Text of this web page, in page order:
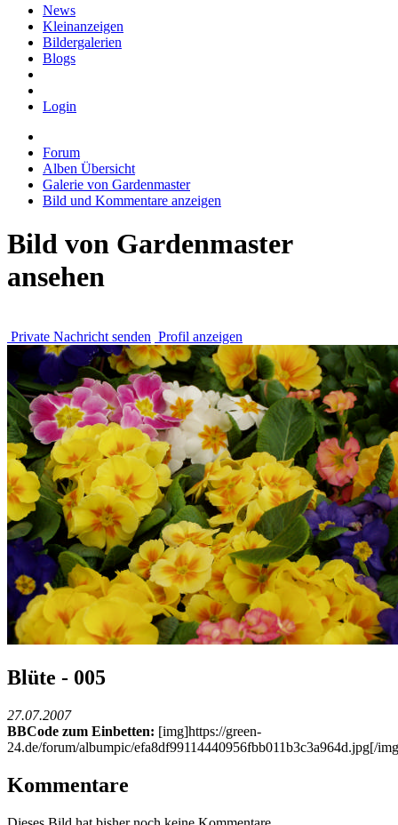
News
Kleinanzeigen
Bildergalerien
Blogs
Login
Forum
Alben Übersicht
Galerie von Gardenmaster
Bild und Kommentare anzeigen
Bild von Gardenmaster
ansehen
Private Nachricht senden Profil anzeigen
Blüte - 005
27.07.2007
BBCode zum Einbetten: [img]https://green-
24.de/forum/albumpic/efa8df99114440956fbb011b3c3a964d.jpg[/
Kommentare